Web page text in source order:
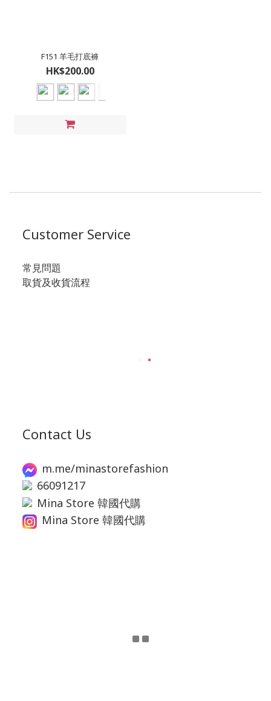
F151 羊毛打底褲
HK$200.00
Customer Service
常見問題
取貨及收貨流程
Contact Us
m.me/minastorefashion
66091217
Mina Store 韓國代購
Mina Store 韓國代購